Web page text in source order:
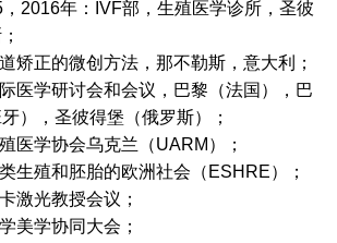
2016年：IVF部，生殖医学诊所，圣彼
矫正的微创方法，那不勒斯，意大利；
医学研讨会和会议，巴黎（法国），巴
），圣彼得堡（俄罗斯）；
医学协会乌克兰（UARM）；
生殖和胚胎的欧洲社会（ESHRE）；
激光教授会议；
美学协同大会；